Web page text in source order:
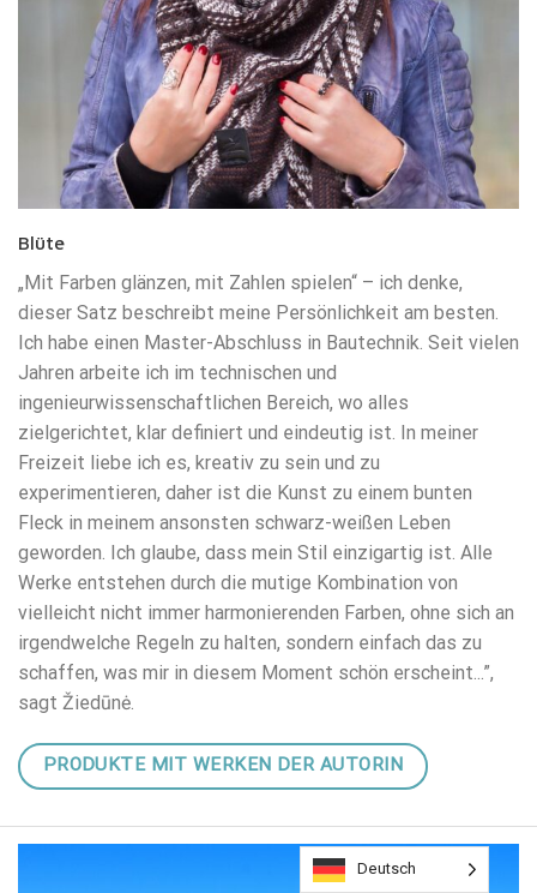
Blüte
„Mit Farben glänzen, mit Zahlen spielen“ – ich denke,
dieser Satz beschreibt meine Persönlichkeit am besten.
Ich habe einen Master-Abschluss in Bautechnik. Seit vielen
Jahren arbeite ich im technischen und
ingenieurwissenschaftlichen Bereich, wo alles
zielgerichtet, klar definiert und eindeutig ist. In meiner
Freizeit liebe ich es, kreativ zu sein und zu
experimentieren, daher ist die Kunst zu einem bunten
Fleck in meinem ansonsten schwarz-weißen Leben
geworden. Ich glaube, dass mein Stil einzigartig ist. Alle
Werke entstehen durch die mutige Kombination von
vielleicht nicht immer harmonierenden Farben, ohne sich an
irgendwelche Regeln zu halten, sondern einfach das zu
schaffen, was mir in diesem Moment schön erscheint...”,
sagt Žiedūnė.
PRODUKTE MIT WERKEN DER AUTORIN
Deutsch